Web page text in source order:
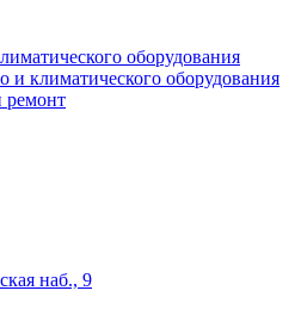
оборудования
и климатического оборудования
ремонт
наб., 9